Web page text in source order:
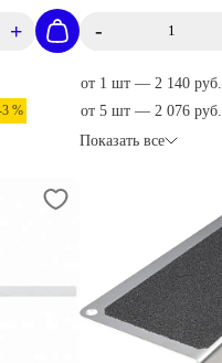
+
%
-
от 1 шт — 2 140 руб.
от 5 шт — 2 076 руб.
Показать все